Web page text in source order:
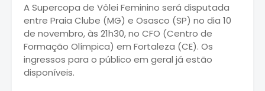
A Supercopa de Vôlei Feminino será disputada
entre Praia Clube (MG) e Osasco (SP) no dia 10
de novembro, às 21h30, no CFO (Centro de
Formação Olímpica) em Fortaleza (CE). Os
ingressos para o público em geral já estão
disponíveis.